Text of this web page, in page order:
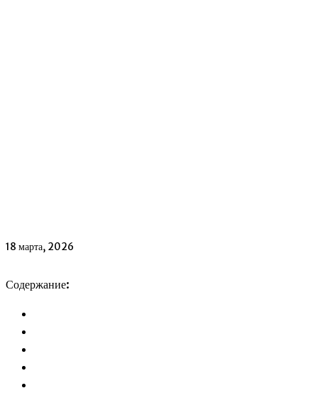
18 марта, 2026
Содержание: